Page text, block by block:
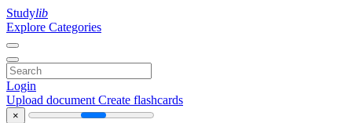
Studylib
Explore Categories
Login
Upload document Create flashcards
×